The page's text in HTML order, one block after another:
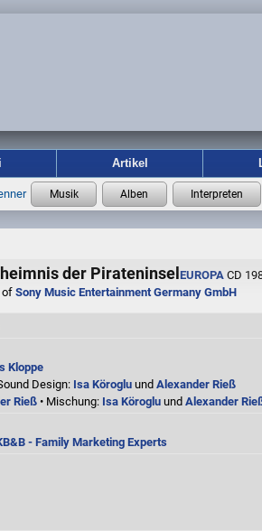
Artikel
der Pirateninsel EUROPA CD
ofSony Music Entertainment Germany GmbH
Kloppe
Design: Isa Köroglu und Alexander Rieß
Rieß • Mischung: Isa Köroglu und Alexander
- Family Marketing Experts